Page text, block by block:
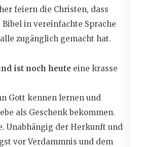
feiern die Christen, dass
in vereinfachte Sprache
zugänglich gemacht hat.
ist noch heute eine krasse
Gott kennen lernen und
als Geschenk bekommen.
Unabhängig der Herkunft und
vor Verdammnis und dem